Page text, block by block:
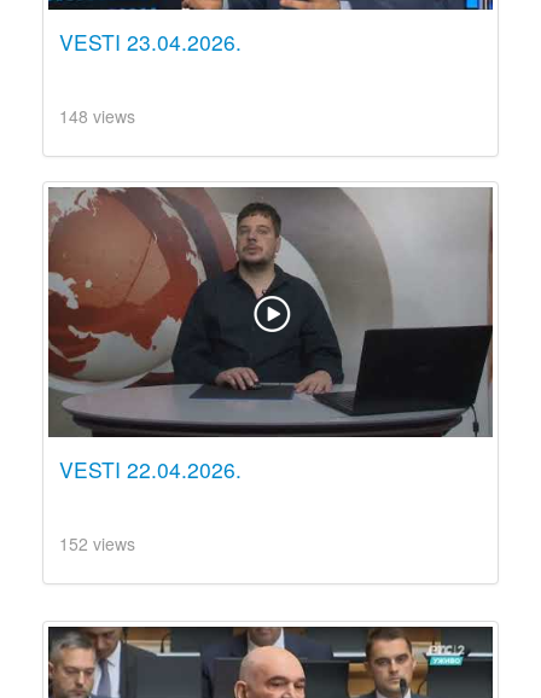
VESTI 23.04.2026.
148 views
VESTI 22.04.2026.
152 views